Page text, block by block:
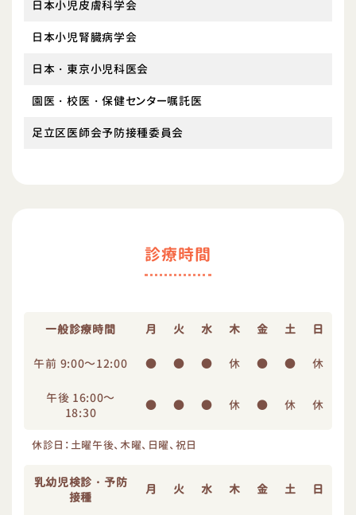
日本小児皮膚科学会
日本小児腎臓病学会
日本・東京小児科医会
園医・校医・保健センター嘱託医
足立区医師会予防接種委員会
診療時間
一般診療時間 月 火 水 木 金 土 日
午前 9:00～12:00 ● ● ● 休 ● ● 休
午後 16:00～
18:30
● ● ● 休 ● 休 休
休診日：土曜午後、木曜、日曜、祝日
乳幼児検診・予防
接種
月 火 水 木 金 土 日